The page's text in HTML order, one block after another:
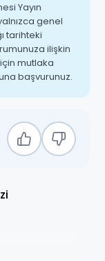
Yayın
genel
tarihteki
ilişkin
mutlaka
başvurunuz.